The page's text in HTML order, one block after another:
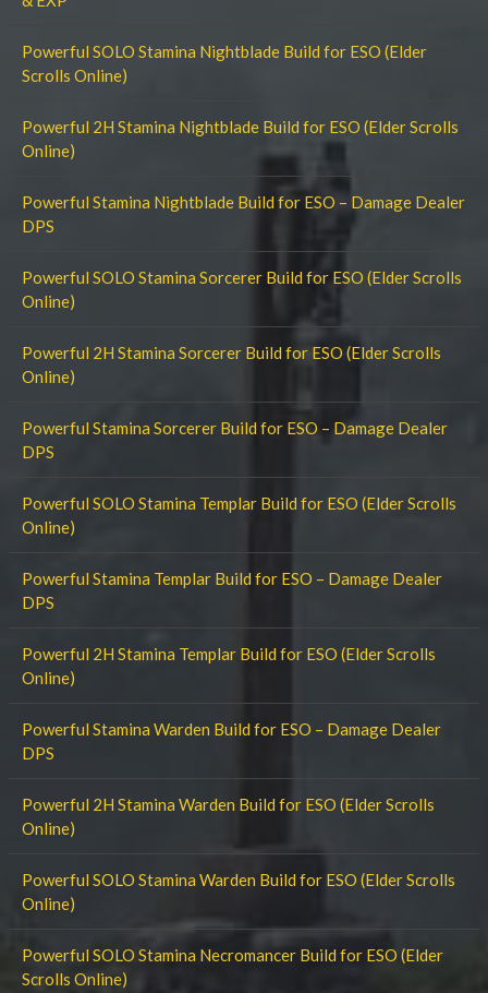
Powerful SOLO Stamina Nightblade Build for ESO (Elder
Scrolls Online)
Powerful 2H Stamina Nightblade Build for ESO (Elder Scrolls
Online)
Powerful Stamina Nightblade Build for ESO – Damage Dealer
DPS
Powerful SOLO Stamina Sorcerer Build for ESO (Elder Scrolls
Online)
Powerful 2H Stamina Sorcerer Build for ESO (Elder Scrolls
Online)
Powerful Stamina Sorcerer Build for ESO – Damage Dealer
DPS
Powerful SOLO Stamina Templar Build for ESO (Elder Scrolls
Online)
Powerful Stamina Templar Build for ESO – Damage Dealer
DPS
Powerful 2H Stamina Templar Build for ESO (Elder Scrolls
Online)
Powerful Stamina Warden Build for ESO – Damage Dealer
DPS
Powerful 2H Stamina Warden Build for ESO (Elder Scrolls
Online)
Powerful SOLO Stamina Warden Build for ESO (Elder Scrolls
Online)
Powerful SOLO Stamina Necromancer Build for ESO (Elder
Scrolls Online)